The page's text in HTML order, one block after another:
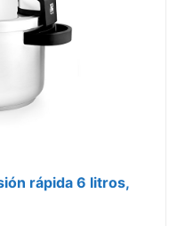
rápida 6 litros,